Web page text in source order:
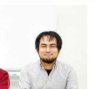
声優記事一覧
実写化映画一覧